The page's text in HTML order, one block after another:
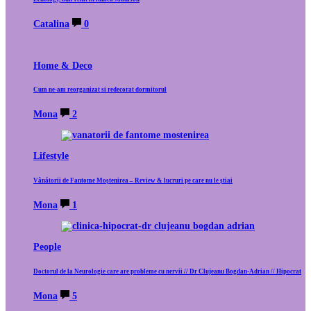
Catalina 0
Home & Deco
Cum ne-am reorganizat si redecorat dormitorul
Mona 2
Lifestyle
Vânătorii de Fantome Moștenirea – Review & lucruri pe care nu le știai
Mona 1
People
Doctorul de la Neurologie care are probleme cu nervii // Dr Clujeanu Bogdan-Adrian // Hipocrat
Mona 5